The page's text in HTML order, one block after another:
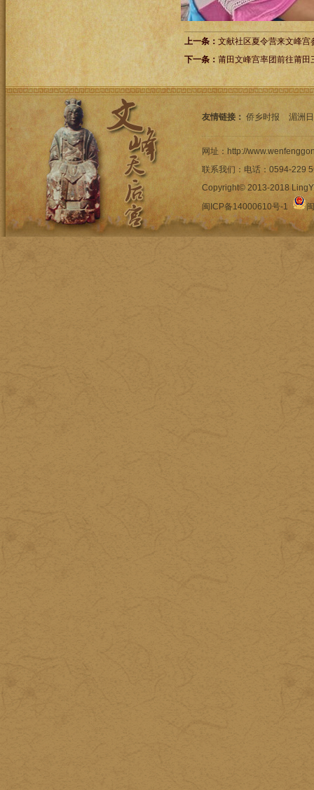
上一条： 文献社区夏令营来文峰宫
下一条： 莆田文峰宫率团前往莆田
友情链接： 侨乡时报 湄洲
网址：http://
联系我们：电话：0594-
Copyright© 2013-2018
闽ICP备14000610号-1